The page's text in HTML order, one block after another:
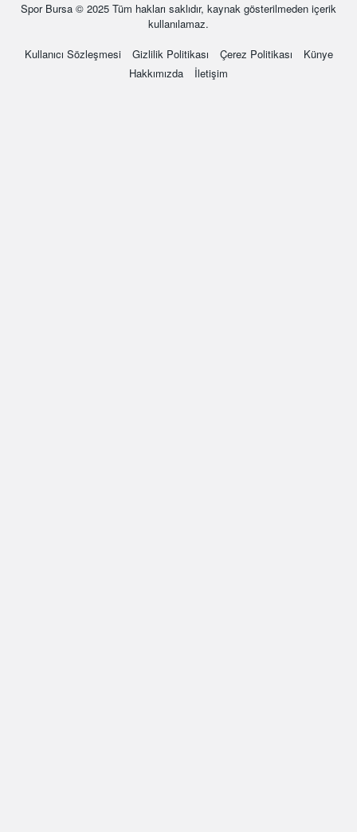
Spor Bursa © 2025 Tüm hakları saklıdır, kaynak gösterilmeden içerik
kullanılamaz.
Kullanıcı Sözleşmesi
Gizlilik Politikası Çerez Politikası
Künye
Hakkımızda
İletişim